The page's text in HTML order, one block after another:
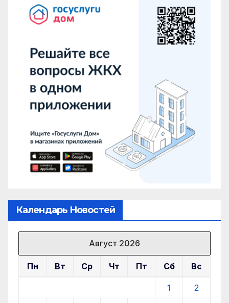
Календарь Новостей
Август 2026
Пн Вт Ср Чт Пт Сб Вс
1 2